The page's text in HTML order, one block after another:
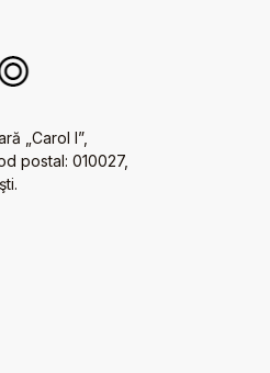
„Carol I”,
postal: 010027,